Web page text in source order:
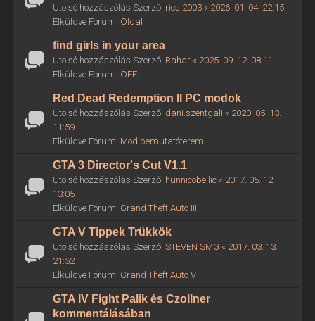
Utolsó hozzászólás Szerző: ricsi2003« 2026. 01. 04. 22:15
Elküldve Fórum: Oldal
find girls in your area
Utolsó hozzászólás Szerző: Rahar« 2025. 09. 12. 08:11
Elküldve Fórum: OFF
Red Dead Redemption II PC modok
Utolsó hozzászólás Szerző: dani.szentgali « 2020. 05. 13.
11:59
Elküldve Fórum: Mod bemutatóterem
GTA 3 Director's Cut V1.1
Utolsó hozzászólás Szerző: hunnicobellic« 2017. 05. 12.
13:05
Elküldve Fórum: Grand Theft Auto III
GTA V Tippek Trükkök
Utolsó hozzászólás Szerző: STEVEN SMG « 2017. 03. 13.
21:52
Elküldve Fórum: Grand Theft Auto V
GTA IV Fight Palik és Czollner
kommentálásában